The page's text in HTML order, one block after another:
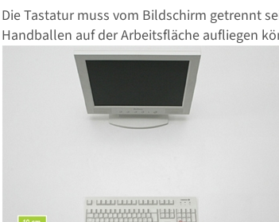
Die Tastatur muss vom Bildschirm getrennt
Handballen auf der Arbeitsfläche aufliegen